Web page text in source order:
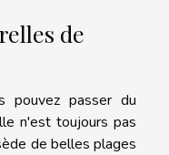
de
pouvez passer du
n'est toujours pas
de belles plages